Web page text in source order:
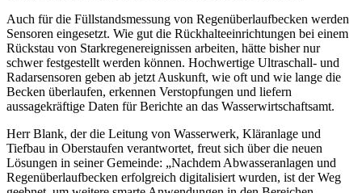
Auch für die Füllstandsmessung von Regenüberlaufbecken werden
Sensoren eingesetzt. Wie gut die Rückhalteeinrichtungen bei einem
Rückstau von Starkregenereignissen arbeiten, hätte bisher nur
schwer festgestellt werden können. Hochwertige Ultraschall- und
Radarsensoren geben ab jetzt Auskunft, wie oft und wie lange die
Becken überlaufen, erkennen Verstopfungen und liefern
aussagekräftige Daten für Berichte an das Wasserwirtschaftsamt.
Herr Blank, der die Leitung von Wasserwerk, Kläranlage und
Tiefbau in Oberstaufen verantwortet, freut sich über die neuen
Lösungen in seiner Gemeinde: „Nachdem Abwasseranlagen und
Regenüberlaufbecken erfolgreich digitalisiert wurden, ist der Weg